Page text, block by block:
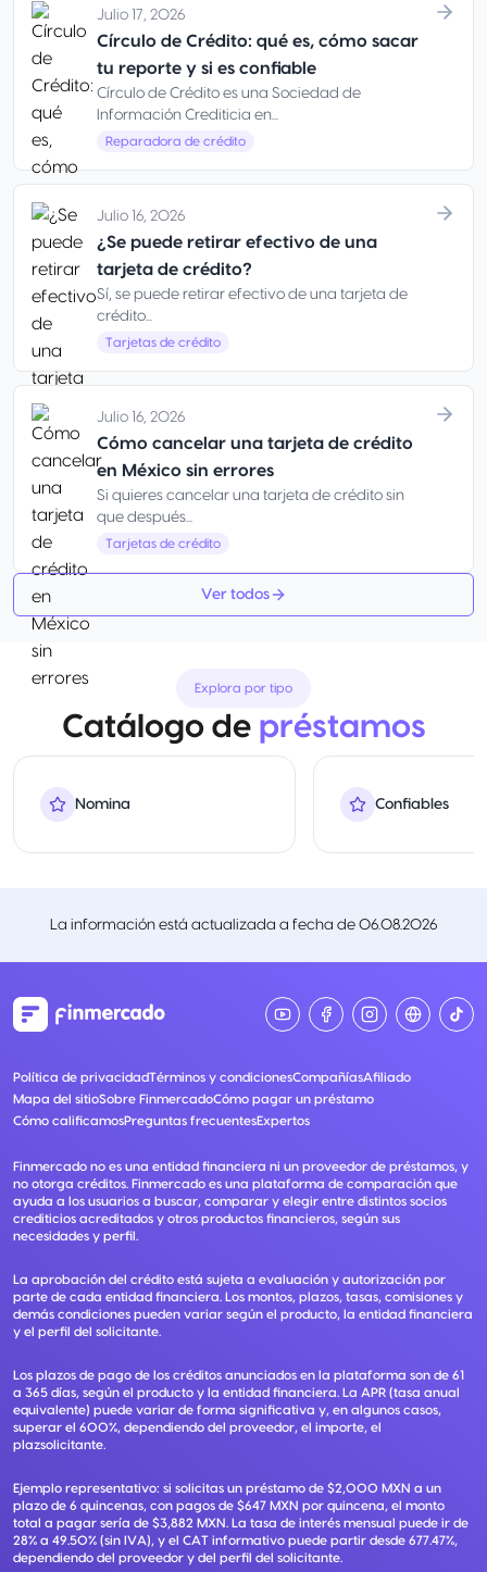
Julio 17, 2026
Círculo de Crédito: qué es, cómo sacar
tu reporte y si es confiable
Círculo de Crédito es una Sociedad de
Información Crediticia en...
Reparadora de crédito
Julio 16, 2026
¿Se puede retirar efectivo de una
tarjeta de crédito?
Sí, se puede retirar efectivo de una tarjeta de
crédito...
Tarjetas de crédito
Julio 16, 2026
Cómo cancelar una tarjeta de crédito
en México sin errores
Si quieres cancelar una tarjeta de crédito sin
que después...
Tarjetas de crédito
Ver todos
Explora por tipo
Catálogo de préstamos
Nomina Confiables
La información está actualizada a fecha de 06.08.2026
Política de privacidadTérminos y condicionesCompañíasAfiliado
Mapa del sitioSobre FinmercadoCómo pagar un préstamo
Cómo calificamosPreguntas frecuentesExpertos
Finmercado no es una entidad financiera ni un proveedor de préstamos, y
no otorga créditos. Finmercado es una plataforma de comparación que
ayuda a los usuarios a buscar, comparar y elegir entre distintos socios
crediticios acreditados y otros productos financieros, según sus
necesidades y perfil.
La aprobación del crédito está sujeta a evaluación y autorización por
parte de cada entidad financiera. Los montos, plazos, tasas, comisiones y
demás condiciones pueden variar según el producto, la entidad financiera
y el perfil del solicitante.
Los plazos de pago de los créditos anunciados en la plataforma son de 61
a 365 días, según el producto y la entidad financiera. La APR (tasa anual
equivalente) puede variar de forma significativa y, en algunos casos,
superar el 600%, dependiendo del proveedor, el importe, el
plazsolicitante.
Ejemplo representativo: si solicitas un préstamo de $2,000 MXN a un
plazo de 6 quincenas, con pagos de $647 MXN por quincena, el monto
total a pagar sería de $3,882 MXN. La tasa de interés mensual puede ir de
28% a 49.50% (sin IVA), y el CAT informativo puede partir desde 677.47%,
dependiendo del proveedor y del perfil del solicitante.